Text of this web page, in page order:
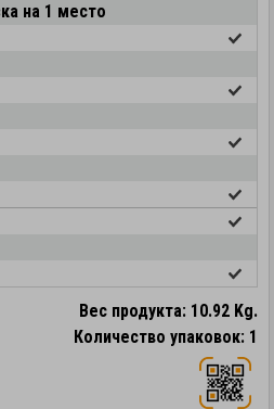
на 1 место
Вес продукта: 10.92 Kg.
Количество упаковок: 1